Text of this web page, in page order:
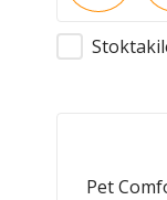
Pet